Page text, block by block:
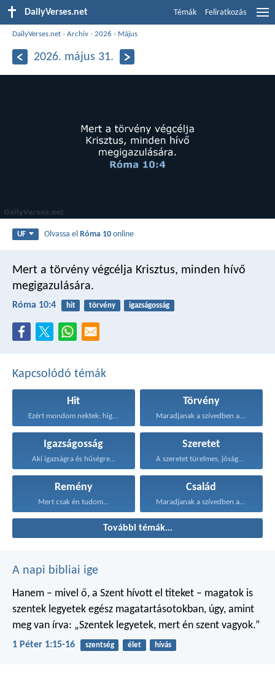
DailyVerses.net Témák Feliratkozás
DailyVerses.net ›Archív ›2026 › Május
2026. május 31.
UF Olvassa elRóma 10 online
Mert a törvény végcélja Krisztus, minden hívő
megigazulására.
Róma 10:4 hit törvény igazságosság
Kapcsolódó témák
Hit
Ezért mondom nektek: higgyétek...
Törvény
Maradjanak a szívedben azok...
Igazságosság
Aki igazságra és hűségre...
Szeretet
A szeretet türelmes, jóságos...
Remény
Mert csak én tudom...
Család
Maradjanak a szívedben azok...
További témák...
A napi bibliai ige
Hanem – mivel ő, a Szent hívott el titeket – magatok is
szentek legyetek egész magatartásotokban, úgy, amint
meg van írva: „Szentek legyetek, mert én szent vagyok.”
1 Péter 1:15-16 szentség élet hívás